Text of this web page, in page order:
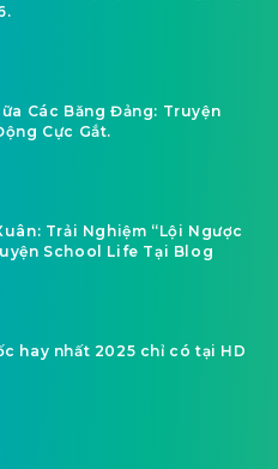
Các Băng Đảng: Truyện
Cực Gắt.
Trải Nghiệm “Lội Ngược
School Life Tại Blog
hay nhất 2025 chỉ có tại HD